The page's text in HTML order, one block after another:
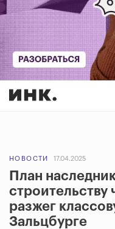
НОВОСТИ 17.04.2025
План
строительству
разжег
Зальцбурге